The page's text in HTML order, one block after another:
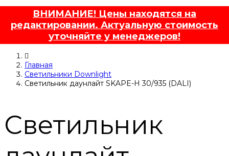
ВНИМАНИЕ! Цены находятся на
редактировании. Актуальную стоимость
уточняйте у менеджеров!
Главная
Светильники Downlight
Светильник даунлайт SKAPE-H 30/935 (DALI)
Светильник